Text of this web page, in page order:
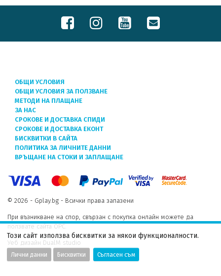
ОБЩИ УСЛОВИЯ
ОБЩИ УСЛОВИЯ ЗА ПОЛЗВАНЕ
МЕТОДИ НА ПЛАЩАНЕ
ЗА НАС
СРОКОВЕ И ДОСТАВКА СПИДИ
СРОКОВЕ И ДОСТАВКА ЕКОНТ
БИСКВИТКИ В САЙТА
ПОЛИТИКА ЗА ЛИЧНИТЕ ДАННИ
ВРЪЩАНЕ НА СТОКИ И ЗАПЛАЩАНЕ
© 2026 - Gplay.bg - Всички права запазени
При възникване на спор, свързан с покупка онлайн можете да
ползвате сайта ОРС.
Уеб дизайн DualM studio
Този сайт използва бисквитки за някои функционалности.
Лични данни Бисквитки Съгласен съм